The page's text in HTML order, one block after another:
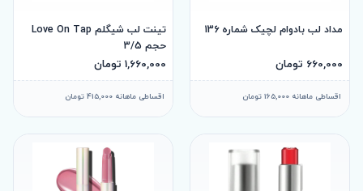
مداد لب بادوام لچیک شماره 136
660,000 تومان
اقساطی ماهانه 165,000 تومان
تینت لب شیگلم Love On Tap
حجم 3/5
1,660,000 تومان
اقساطی ماهانه 415,000 تومان